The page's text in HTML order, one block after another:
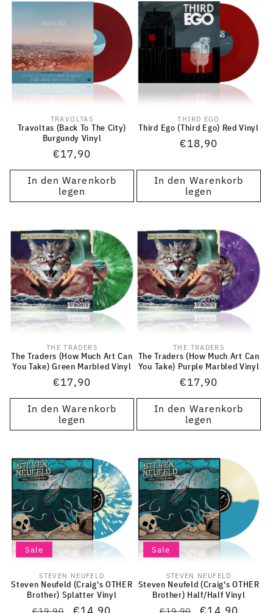
Anbieter:
TRAVOLTAS
Travoltas (Back To The City)
Burgundy Vinyl
Normaler
Preis
€17,90
In den Warenkorb
legen
Anbieter:
THIRD EGO
Third Ego (Third Ego) Red Vinyl
Normaler
€18,90
In den Warenkorb
legen
Anbieter:
THE TRADERS
The Traders (How Much Art Can
You Take) Green Marbled Vinyl
Normaler
Preis
€17,90
In den Warenkorb
legen
Anbieter:
THE TRADERS
The Traders (How Much Art Can
You Take) Purple Marbled Vinyl
Normaler
Preis
€17,90
In den Warenkorb
legen
Sale
Anbieter:
STEVEN NEUFELD
Steven Neufeld (Craig's OTHER
Brother) Splatter Vinyl
Sale
Anbieter:
STEVEN NEUFELD
Steven Neufeld (Craig's OTHER
Brother) Half/Half Vinyl